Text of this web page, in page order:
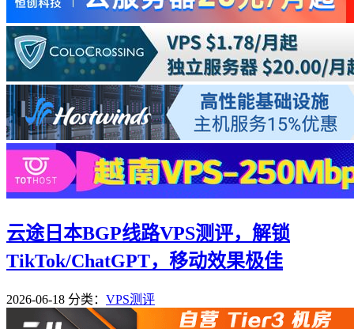
云途日本BGP线路VPS测评，解锁
TikTok/ChatGPT，移动效果极佳
2026-06-18 分类： VPS测评